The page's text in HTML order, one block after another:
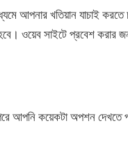
আপনার খতিয়ান যাচাই করতে
ওয়েব সাইটে প্রবেশ
আপনি কয়েকটা অপশন দেখতে